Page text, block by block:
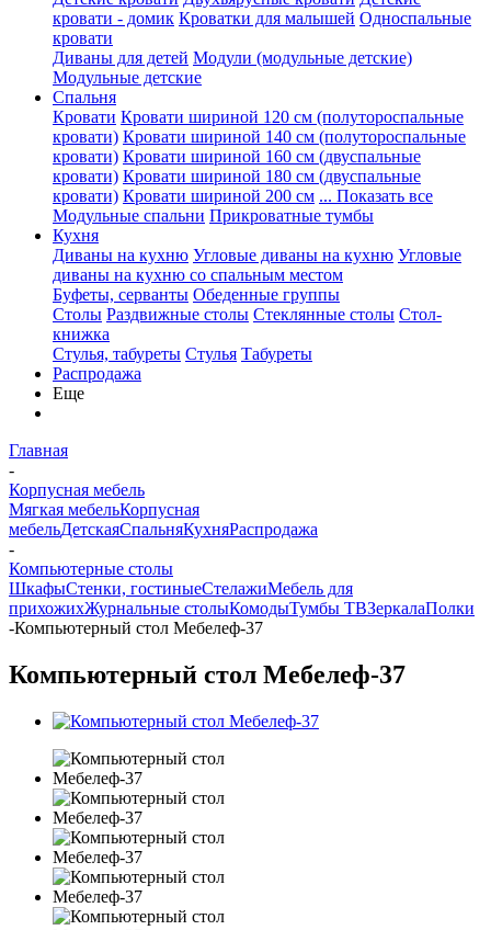
кровати - домик Кроватки для малышей Односпальные
кровати
Диваны для детей Модули (модульные детские)
Модульные детские
Спальня
Кровати Кровати шириной 120 см (полутороспальные
кровати) Кровати шириной 140 см (полутороспальные
кровати) Кровати шириной 160 см (двуспальные
кровати) Кровати шириной 180 см (двуспальные
кровати) Кровати шириной 200 см ... Показать все
Модульные спальни Прикроватные тумбы
Кухня
Диваны на кухню Угловые диваны на кухню Угловые
диваны на кухню со спальным местом
Буфеты, серванты Обеденные группы
Столы Раздвижные столы Стеклянные столы Стол-
книжка
Стулья, табуреты Стулья Табуреты
Распродажа
Еще
Главная
-
Корпусная мебель
Мягкая мебельКорпусная
мебельДетскаяСпальняКухняРаспродажа
-
Компьютерные столы
ШкафыСтенки, гостиныеСтелажиМебель для
прихожихЖурнальные столыКомодыТумбы ТВЗеркалаПолки
-Компьютерный стол Мебелеф-37
Компьютерный стол Мебелеф-37